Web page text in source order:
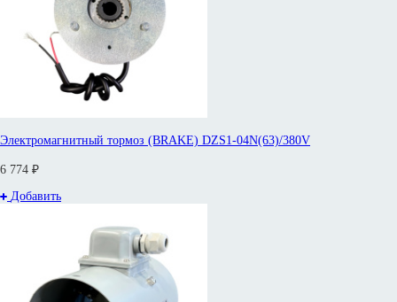
Электромагнитный тормоз (BRAKE) DZS1-04N(63)/380V
6 774 ₽
Добавить